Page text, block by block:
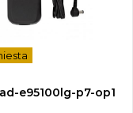
e95100lg-p7-op1